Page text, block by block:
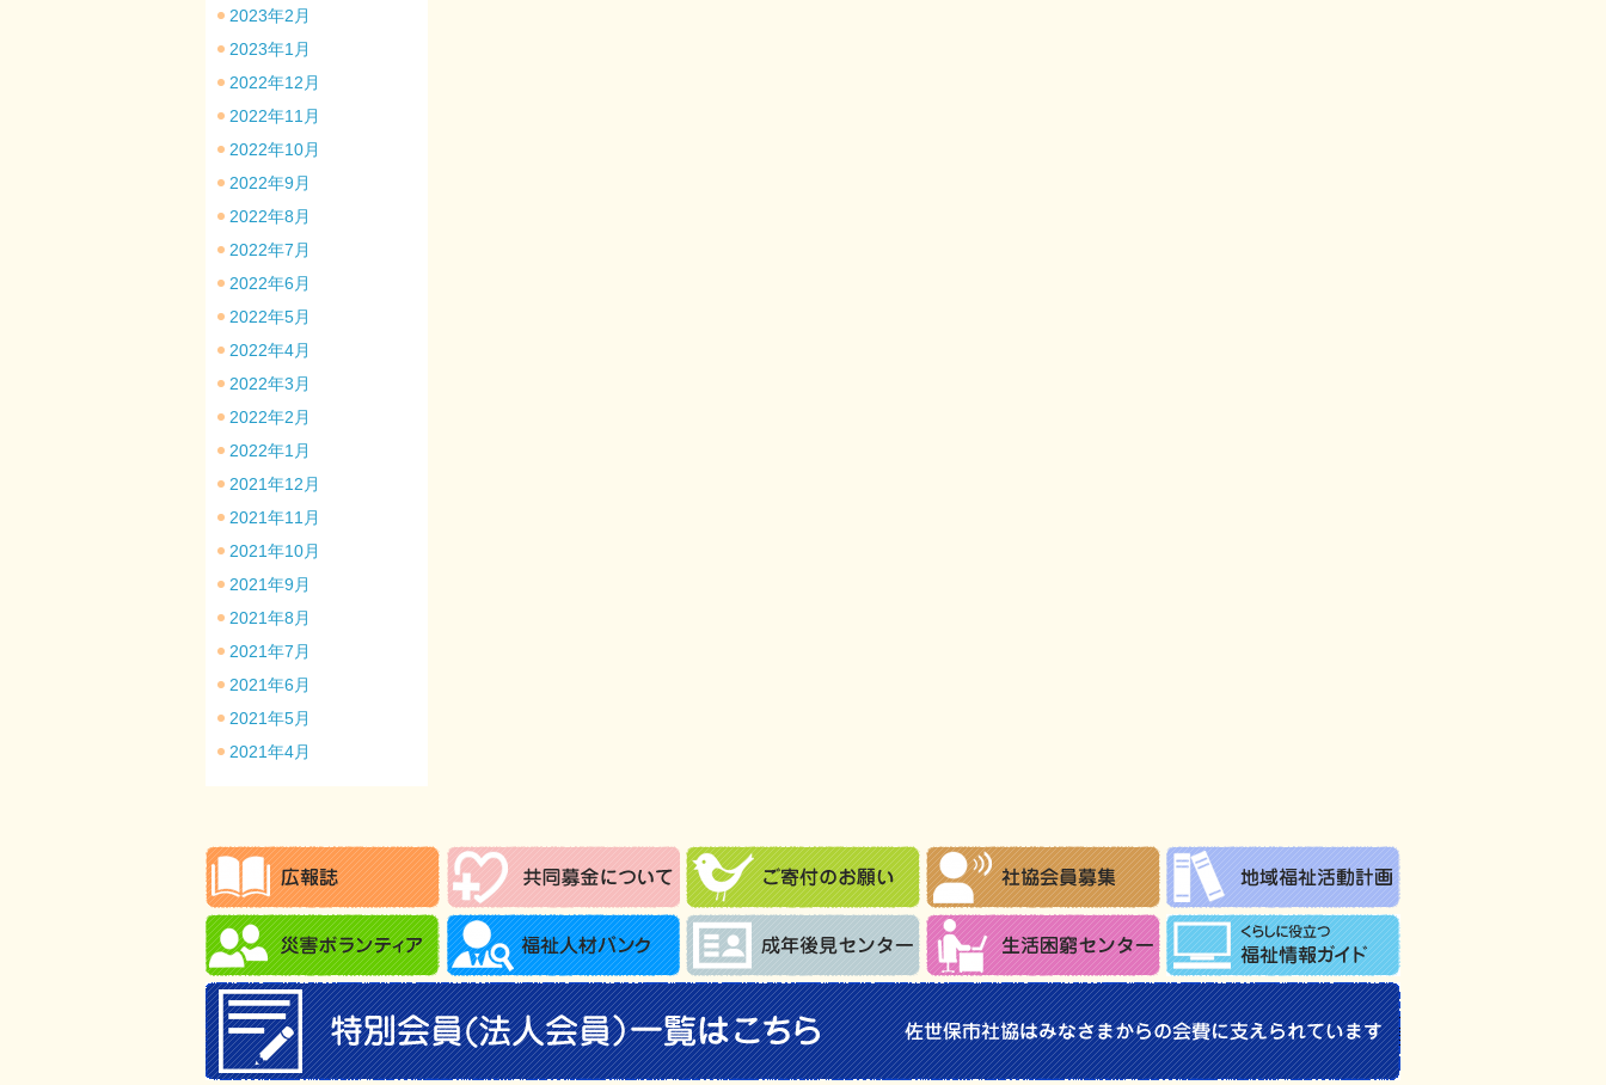
2023年2月
2023年1月
2022年12月
2022年11月
2022年10月
2022年9月
2022年8月
2022年7月
2022年6月
2022年5月
2022年4月
2022年3月
2022年2月
2022年1月
2021年12月
2021年11月
2021年10月
2021年9月
2021年8月
2021年7月
2021年6月
2021年5月
2021年4月